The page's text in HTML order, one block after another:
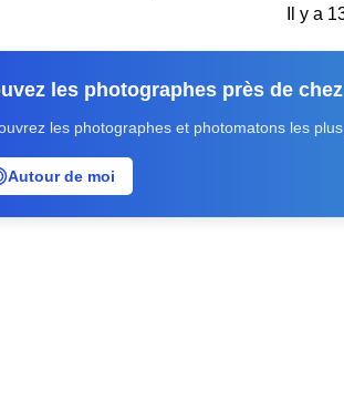
Il y a
les photographes près de
les photographes et photomatons les
Autour de moi